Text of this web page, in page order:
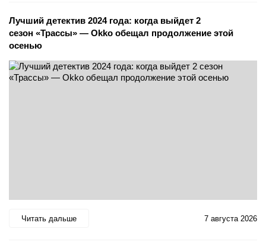
Лучший детектив 2024 года: когда выйдет 2
сезон «Трассы» — Okko обещал продолжение этой
осенью
Читать дальше 7 августа 2026